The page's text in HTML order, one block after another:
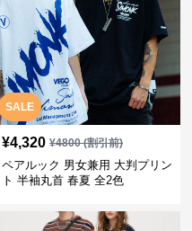
SALE
¥4,320 ¥4800(割引前)
ペアルック 男女兼用 大判プリン
ト 半袖丸首 春夏 全2色